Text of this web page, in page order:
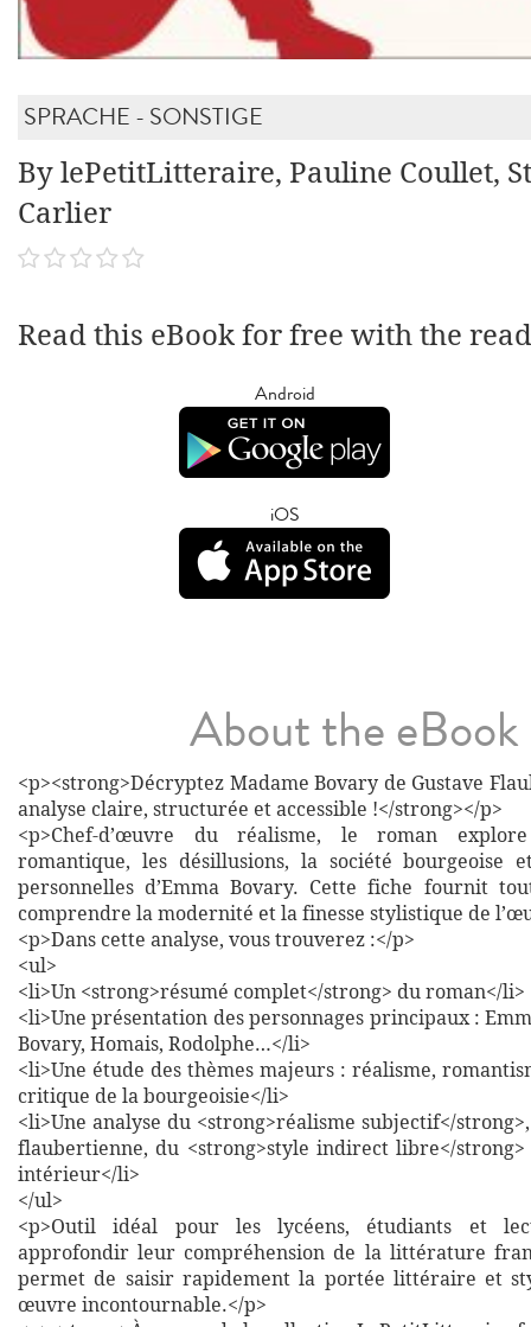
SPRACHE - SONSTIGE
By lePetitLitteraire, Pauline Coullet,
Carlier
Read this eBook for free with the
Android
iOS
About the eBook
<p><strong>Décryptez Madame Bovary de Gustave
analyse claire, structurée et accessible !</strong></p>
<p>Chef-d’œuvre du réalisme, le roman
romantique, les désillusions, la société bourgeoise
personnelles d’Emma Bovary. Cette fiche fournit
comprendre la modernité et la finesse stylistique de
<p>Dans cette analyse, vous trouverez :</p>
<ul>
<li>Un <strong>résumé complet</strong> du roman</li>
<li>Une présentation des personnages principaux :
Bovary, Homais, Rodolphe…</li>
<li>Une étude des thèmes majeurs : réalisme,
critique de la bourgeoisie</li>
<li>Une analyse du <strong>réalisme subjectif</
flaubertienne, du <strong>style indirect libre</
intérieur</li>
</ul>
<p>Outil idéal pour les lycéens, étudiants et
approfondir leur compréhension de la littérature
permet de saisir rapidement la portée littéraire et
œuvre incontournable.</p>